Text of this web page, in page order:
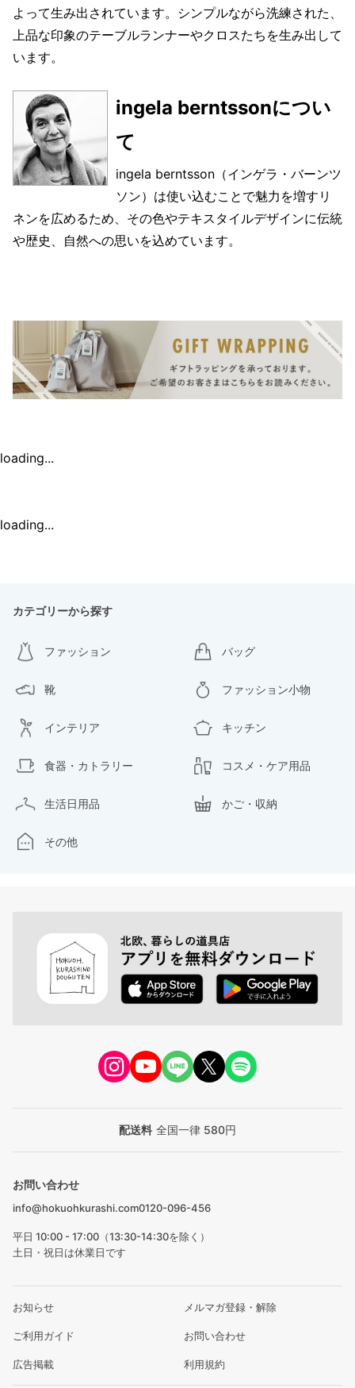
よって生み出されています。シンプルながら洗練された、
上品な印象のテーブルランナーやクロスたちを生み出して
います。
ingela berntssonについ
て
ingela berntsson（インゲラ・バーンツ
ソン）は使い込むことで魅力を増すリ
ネンを広めるため、その色やテキスタイルデザインに伝統
や歴史、自然への思いを込めています。
loading...
loading...
カテゴリーから探す
ファッション バッグ
靴 ファッション小物
インテリア キッチン
食器・カトラリー コスメ・ケア用品
生活日用品 かご・収納
その他
配送料 全国一律 580円
お問い合わせ
info@hokuohkurashi.com0120-096-456
平日 10:00 - 17:00（13:30-14:30を除く）
土日・祝日は休業日です
お知らせ メルマガ登録・解除
ご利用ガイド お問い合わせ
広告掲載 利用規約